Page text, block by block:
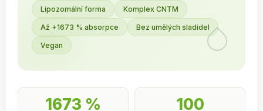
Lipozomální forma Komplex CNTM
Až +1673 % absorpce Bez umělých sladidel
Vegan
1673 % 100